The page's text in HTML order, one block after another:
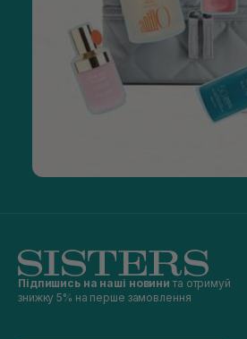
Підпишись на наші новини та отримуй
знижку 5% на перше замовлення